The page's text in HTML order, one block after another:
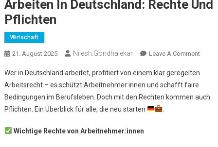
Arbeiten In Deutschland: Rechte Und
Pflichten
Wirtschaft
21. August 2025 Nilesh.gondhalekar Leave A CommentOn
In
Wer in Deutschland arbeitet, profitiert von einem klar geregelten
Arbeitsrecht – es schützt Arbeitnehmer:innen und schafft faire
Bedingungen im Berufsleben. Doch mit den Rechten kommen auch
Pflichten. Ein Überblick für alle, die neu starten
Wichtige Rechte von Arbeitnehmer:innen